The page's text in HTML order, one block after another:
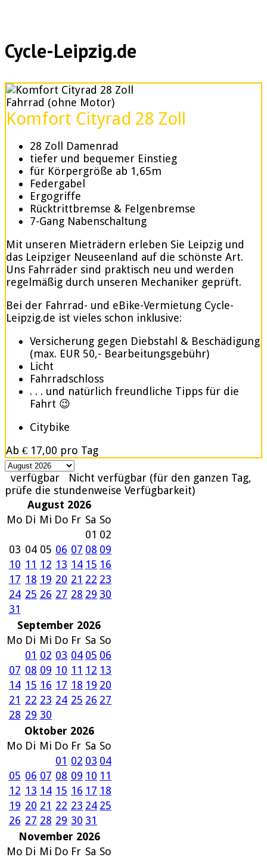
Cycle-Leipzig.de
Fahrrad (ohne Motor)
Komfort Cityrad 28 Zoll
28 Zoll Damenrad
tiefer und bequemer Einstieg
für Körpergröße ab 1,65m
Federgabel
Ergogriffe
Rücktrittbremse & Felgenbremse
7-Gang Nabenschaltung
Mit unseren Mieträdern erleben Sie Leipzig und
das Leipziger Neuseenland auf die schönste Art.
Uns Fahrräder sind praktisch neu und werden
regelmäßig durch unseren Mechaniker geprüft.
Bei der Fahrrad- und eBike-Vermietung Cycle-
Leipzig.de ist vieles schon inklusive:
Versicherung gegen Diebstahl & Beschädigung
(max. EUR 50,- Bearbeitungsgebühr)
Licht
Fahrradschloss
. . . und natürlich freundliche Tipps für die
Fahrt 😉
Citybike
Ab € 17,00 pro Tag
verfügbar
Nicht verfügbar (für den ganzen Tag,
prüfe die stundenweise Verfügbarkeit)
August 2026
Mo Di Mi Do Fr Sa So
01 02
03 04 05 06 07 08 09
10 11 12 13 14 15 16
17 18 19 20 21 22 23
24 25 26 27 28 29 30
31
September 2026
Mo Di Mi Do Fr Sa So
01 02 03 04 05 06
07 08 09 10 11 12 13
14 15 16 17 18 19 20
21 22 23 24 25 26 27
28 29 30
Oktober 2026
Mo Di Mi Do Fr Sa So
01 02 03 04
05 06 07 08 09 10 11
12 13 14 15 16 17 18
19 20 21 22 23 24 25
26 27 28 29 30 31
November 2026
Mo Di Mi Do Fr Sa So